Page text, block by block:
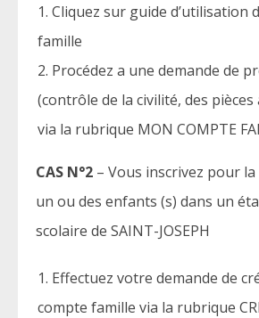
Cliquez sur guide d’utilisation
famille
Procédez a une demande de
(contrôle de la civilité, des
via la rubrique MON COMPTE
CAS N°2 – Vous inscrivez pour
un ou des enfants (s) dans un
scolaire de SAINT-JOSEPH
Effectuez votre demande de
compte famille via la rubrique